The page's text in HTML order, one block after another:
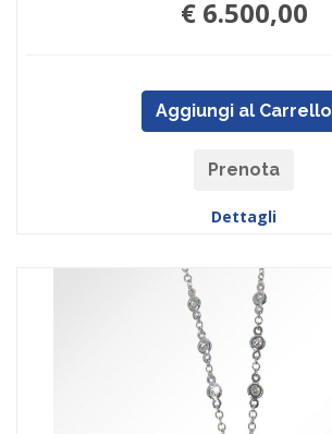
€ 6.500,00
Aggiungi al Carrello
Prenota
Dettagli